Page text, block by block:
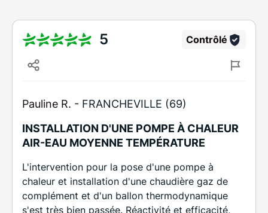
5 Contrôlé
Pauline R. - FRANCHEVILLE (69)
INSTALLATION D'UNE POMPE À CHALEUR
AIR-EAU MOYENNE TEMPÉRATURE
L'intervention pour la pose d'une pompe à
chaleur et installation d'une chaudière gaz de
complément et d'un ballon thermodynamique
s'est très bien passée. Réactivité et efficacité,